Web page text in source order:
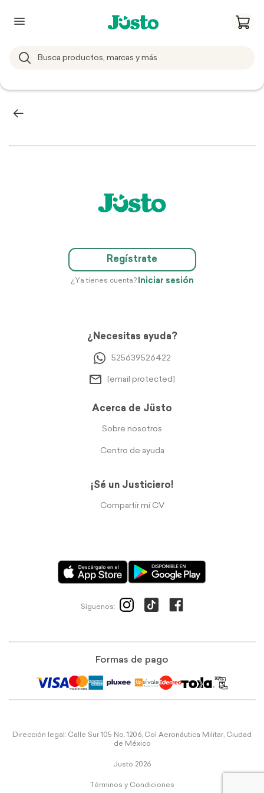
Regístrate
¿Ya tienes cuenta? Iniciar sesión
¿Necesitas ayuda?
525639526422
[email protected]
Acerca de Jüsto
Sobre nosotros
Centro de ayuda
¡Sé un Justiciero!
Compartir mi CV
Síguenos:
Formas de pago
Dirección legal: Calle Sur 105 No. 1206, Col Aeronáutica Militar, Ciudad
de México
Justo 2026
Términos y Condiciones